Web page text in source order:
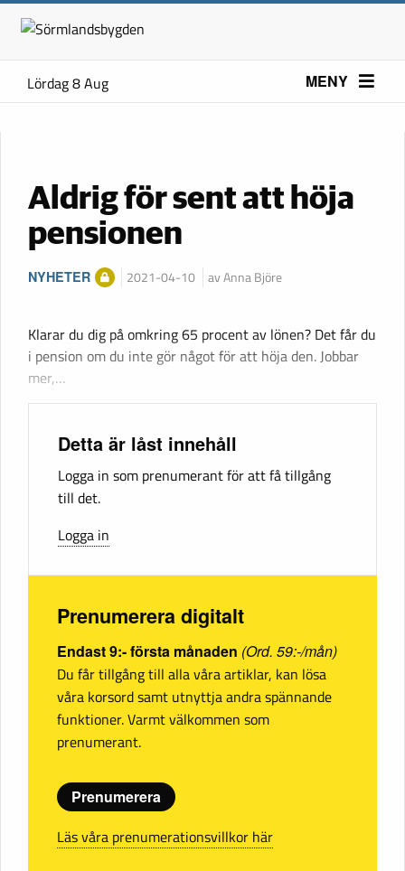
Lördag 8 Aug MENY
Aldrig för sent att höja
pensionen
NYHETER 2021-04-10 av Anna Björe
Klarar du dig på omkring 65 procent av lönen? Det får du
i pension om du inte gör något för att höja den. Jobbar
mer,…
Detta är låst innehåll
Logga in som prenumerant för att få tillgång
till det.
Logga in
Prenumerera digitalt
Endast 9:- första månaden (Ord. 59:-/mån)
Du får tillgång till alla våra artiklar, kan lösa
våra korsord samt utnyttja andra spännande
funktioner. Varmt välkommen som
prenumerant.
Prenumerera
Läs våra prenumerationsvillkor här